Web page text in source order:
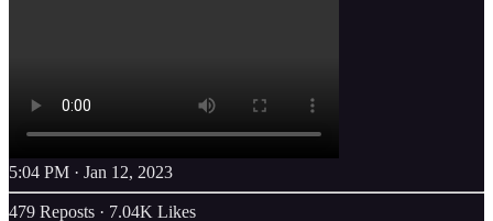
5:04 PM · Jan 12, 2023
479 Reposts · 7.04K Likes